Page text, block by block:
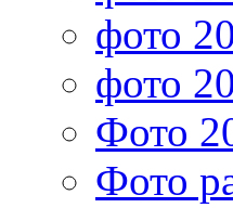
фото
фото
Фото
Фото